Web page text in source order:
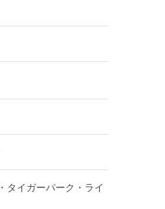
タイガーパーク・ライ